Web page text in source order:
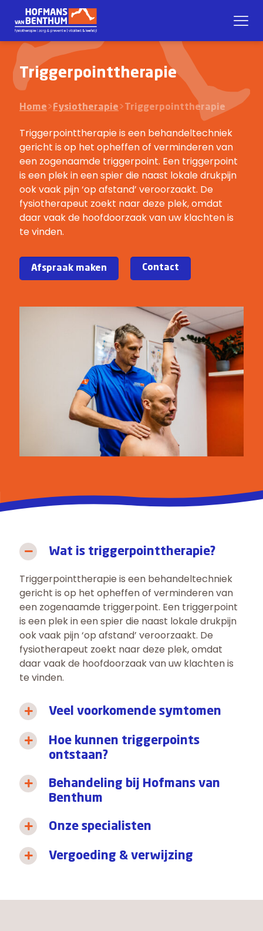
Triggerpointtherapie
Home> Fysiotherapie> Triggerpointtherapie
Triggerpointtherapie is een behandeltechniek
gericht is op het opheffen of verminderen van
een zogenaamde triggerpoint. Een triggerpoint
is een plek in een spier die naast lokale drukpijn
ook vaak pijn ‘op afstand’ veroorzaakt. De
fysiotherapeut zoekt naar deze plek, omdat
daar vaak de hoofdoorzaak van uw klachten is
te vinden.
Afspraak maken Contact
Wat is triggerpointtherapie?
Triggerpointtherapie is een behandeltechniek
gericht is op het opheffen of verminderen van
een zogenaamde triggerpoint. Een triggerpoint
is een plek in een spier die naast lokale drukpijn
ook vaak pijn ‘op afstand’ veroorzaakt. De
fysiotherapeut zoekt naar deze plek, omdat
daar vaak de hoofdoorzaak van uw klachten is
te vinden.
Veel voorkomende symtomen
Hoe kunnen triggerpoints
ontstaan?
Behandeling bij Hofmans van
Benthum
Onze specialisten
Vergoeding & verwijzing